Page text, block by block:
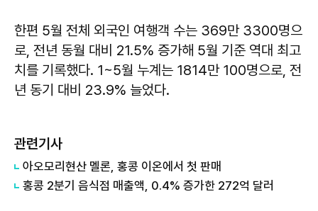
한편 5월 전체 외국인 여행객 수는 369만 3300명으
로, 전년 동월 대비 21.5% 증가해 5월 기준 역대 최고
치를 기록했다. 1~5월 누계는 1814만 100명으로, 전
년 동기 대비 23.9% 늘었다.
관련기사
아오모리현산 멜론, 홍콩 이온에서 첫 판매
홍콩 2분기 음식점 매출액, 0.4% 증가한 272억 달러